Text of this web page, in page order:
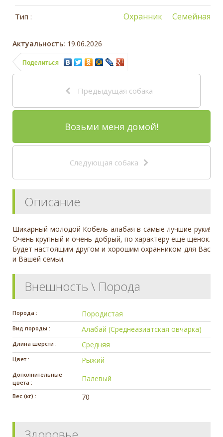
Тип : Семейная
Охранник
Актуальность: 19.06.2026
Поделиться
Предыдущая собака
Возьми меня домой!
Следующая собака
Описание
Шикарный молодой Кобель алабая в самые лучшие руки!
Очень крупный и очень добрый, по характеру ещё щенок.
Будет настоящим другом и хорошим охранником для Вас
и Вашей семьи.
Внешность \ Порода
Порода : Породистая
Вид породы : Алабай (Среднеазиатская овчарка)
Длина шерсти : Средняя
Цвет : Рыжий
Дополнительные
цвета :
Палевый
Вес (кг) : 70